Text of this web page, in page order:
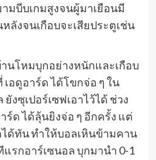
มบีบเกมสูงจนผู้มาเยือนมี
งจนเกือบจะเสียประตูเช่น
นโหมบุกอย่างหนักและเกือบ
อดูอาร์ด ได้โขกจ่อ ๆ ใน
งซุเปอร์เซฟเอาไว้ได้ ช่วง
ร์ด ได้ลุ้นยิงจ่อ ๆ อีกครั้ง แต่
ด้ทัน ทำให้บอลเหินข้ามคาน
รกอาร์เซนอล บุกมานำ 0-1